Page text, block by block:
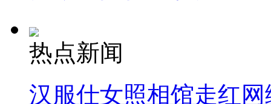
热点新闻
汉服仕女照相馆走红网